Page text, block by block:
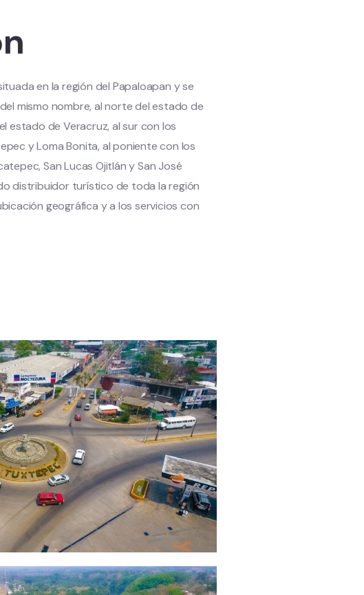
en la región del Papaloapan y se
mismo nombre, al norte del estado de
estado de Veracruz, al sur con los
y Loma Bonita, al poniente con los
San Lucas Ojitlán y San José
distribuidor turístico de toda la región
geográfica y a los servicios con